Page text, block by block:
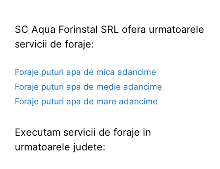
SC Aqua Forinstal SRL ofera urmatoarele
servicii de foraje:
Foraje puturi apa de mica adancime
Foraje puturi apa de medie adancime
Foraje puturi apa de mare adancime
Executam servicii de foraje in
urmatoarele judete: